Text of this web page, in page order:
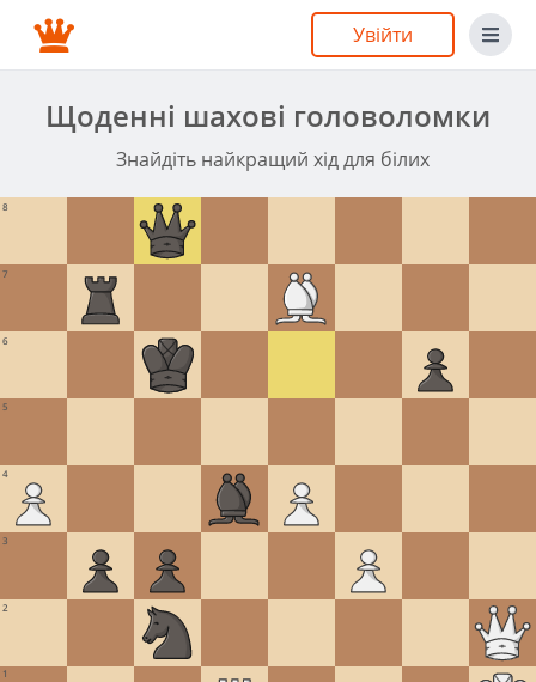
Увійти
Щоденні шахові головоломки
Знайдіть найкращий хід для білих
8
7
6
5
4
3
2
1